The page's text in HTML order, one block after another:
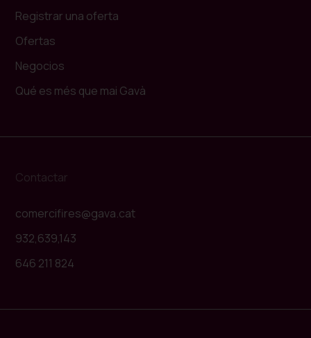
Registrar una oferta
Ofertas
Negocios
Qué es més que mai Gavà
Contactar
comercifires@gava.cat
932,639,143
646 211 824